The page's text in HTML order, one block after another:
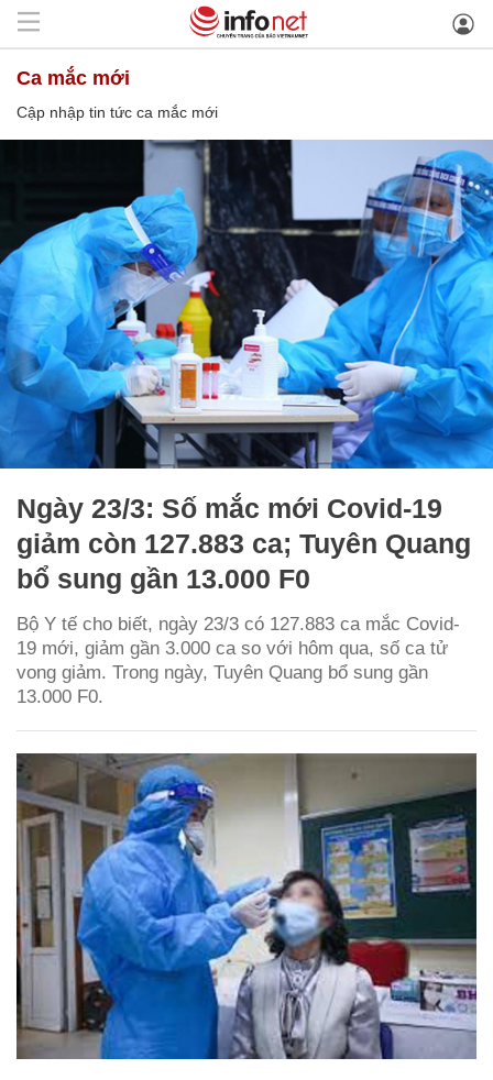
ca mắc mới
Cập nhập tin tức ca mắc mới
Ngày 23/3: Số mắc mới Covid-19
giảm còn 127.883 ca; Tuyên Quang
bổ sung gần 13.000 F0
Bộ Y tế cho biết, ngày 23/3 có 127.883 ca mắc Covid-
19 mới, giảm gần 3.000 ca so với hôm qua, số ca tử
vong giảm. Trong ngày, Tuyên Quang bổ sung gần
13.000 F0.